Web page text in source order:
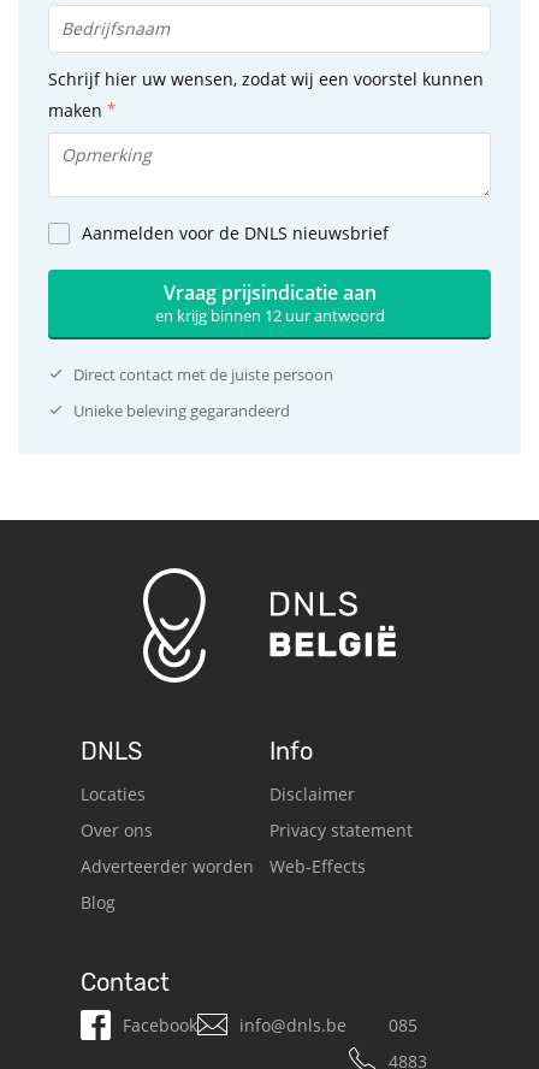
Schrijf hier uw wensen, zodat wij een voorstel kunnen
maken
Aanmelden voor de DNLS nieuwsbrief
Vraag prijsindicatie aan
en krijg binnen 12 uur antwoord
Direct contact met de juiste persoon
Unieke beleving gegarandeerd
DNLS
Locaties
Over ons
Adverteerder worden
Blog
Info
Disclaimer
Privacy statement
Web-Effects
Contact
Facebook info@dnls.be
085
4883